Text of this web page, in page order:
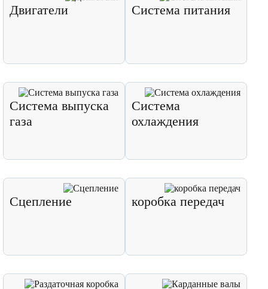
Двигатели Система питания
Система выпуска
газа
Система
охлаждения
Сцепление коробка передач